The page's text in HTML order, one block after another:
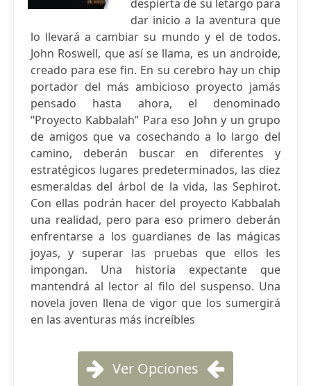
despierta de su letargo para
dar inicio a la aventura que
lo llevará a cambiar su mundo y el de todos.
John Roswell, que así se llama, es un androide,
creado para ese fin. En su cerebro hay un chip
portador del más ambicioso proyecto jamás
pensado hasta ahora, el denominado
“Proyecto Kabbalah” Para eso John y un grupo
de amigos que va cosechando a lo largo del
camino, deberán buscar en diferentes y
estratégicos lugares predeterminados, las diez
esmeraldas del árbol de la vida, las Sephirot.
Con ellas podrán hacer del proyecto Kabbalah
una realidad, pero para eso primero deberán
enfrentarse a los guardianes de las mágicas
joyas, y superar las pruebas que ellos les
impongan. Una historia expectante que
mantendrá al lector al filo del suspenso. Una
novela joven llena de vigor que los sumergirá
en las aventuras más increíbles
Ver Opciones